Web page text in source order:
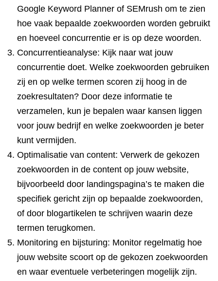
Google Keyword Planner of SEMrush om te zien
hoe vaak bepaalde zoekwoorden worden gebruikt
en hoeveel concurrentie er is op deze woorden.
Concurrentieanalyse: Kijk naar wat jouw
concurrentie doet. Welke zoekwoorden gebruiken
zij en op welke termen scoren zij hoog in de
zoekresultaten? Door deze informatie te
verzamelen, kun je bepalen waar kansen liggen
voor jouw bedrijf en welke zoekwoorden je beter
kunt vermijden.
Optimalisatie van content: Verwerk de gekozen
zoekwoorden in de content op jouw website,
bijvoorbeeld door landingspagina’s te maken die
specifiek gericht zijn op bepaalde zoekwoorden,
of door blogartikelen te schrijven waarin deze
termen terugkomen.
Monitoring en bijsturing: Monitor regelmatig hoe
jouw website scoort op de gekozen zoekwoorden
en waar eventuele verbeteringen mogelijk zijn.